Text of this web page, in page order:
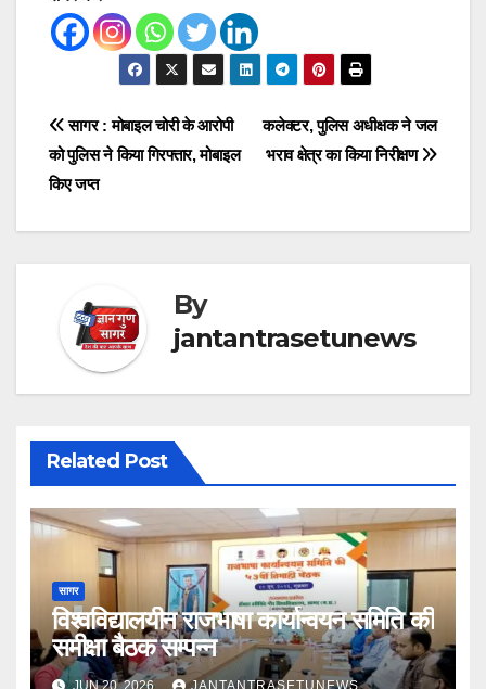
Post
navigation
कलेक्टर, पुलिस अधीक्षक ने जल
भराव क्षेत्र का किया निरीक्षण
सागर : मोबाइल चोरी के आरोपी
को पुलिस ने किया गिरफ्तार, मोबाइल
किए जप्त
By
jantantrasetunews
Related Post
सागर
विश्वविद्यालयीन राजभाषा कार्यान्वयन समिति की
समीक्षा बैठक सम्पन्न
JUN 20, 2026 JANTANTRASETUNEWS